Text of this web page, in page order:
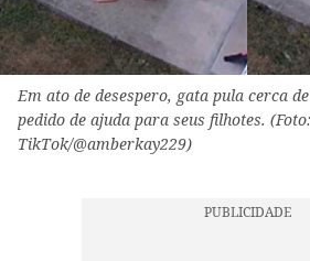
Em ato de desespero, gata pula cerca
pedido de ajuda para seus filhotes. (Foto:
TikTok/@amberkay229)